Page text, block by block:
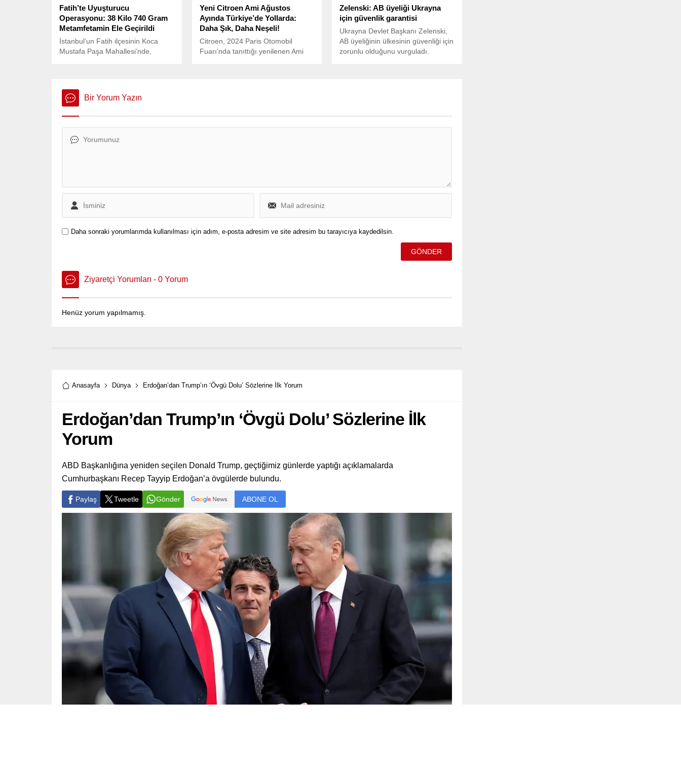
Fatih’te Uyuşturucu
Operasyonu: 38 Kilo 740 Gram
Metamfetamin Ele Geçirildi
İstanbul’un Fatih ilçesinin Koca
Mustafa Paşa Mahallesi’nde,
Cumhuriyet Başsavcılığı’nın
talimatıyla İstanbul Emniyet
aramalarda, toplamda 7 kilo 30
Yeni Citroen Ami Ağustos
Ayında Türkiye’de Yollarda:
Daha Şık, Daha Neşeli!
Citroen, 2024 Paris Otomobil
Fuarı’nda tanıttığı yenilenen Ami
Zelenski: AB üyeliği Ukrayna
için güvenlik garantisi
Ukrayna Devlet Başkanı Zelenski,
AB üyeliğinin ülkesinin güvenliği için
zorunlu olduğunu vurguladı.
Bir Yorum Yazın
Daha sonraki yorumlarımda kullanılması için adım, e-posta adresim ve site adresim bu tarayıcıya kaydedilsin.
Ziyaretçi Yorumları - 0 Yorum
Henüz yorum yapılmamış.
Anasayfa Dünya Erdoğan’dan Trump’ın ‘Övgü Dolu’ Sözlerine İlk Yorum
Erdoğan’dan Trump’ın ‘Övgü Dolu’ Sözlerine İlk
Yorum
ABD Başkanlığına yeniden seçilen Donald Trump, geçtiğimiz günlerde yaptığı açıklamalarda
Cumhurbaşkanı Recep Tayyip Erdoğan’a övgülerde bulundu.
Paylaş Tweetle Gönder ABONE OL